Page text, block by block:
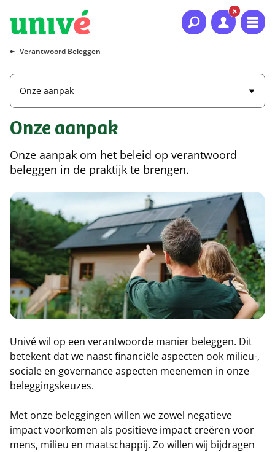
Naar hoofdinhoud
Naar hoofdnavigatie
Naar footer
Verantwoord Beleggen
Onze aanpak
Onze aanpak
Onze aanpak om het beleid op verantwoord
beleggen in de praktijk te brengen.
Univé wil op een verantwoorde manier beleggen. Dit
betekent dat we naast financiële aspecten ook milieu-,
sociale en governance aspecten meenemen in onze
beleggingskeuzes.
Met onze beleggingen willen we zowel negatieve
impact voorkomen als positieve impact creëren voor
mens, milieu en maatschappij. Zo willen wij bijdragen